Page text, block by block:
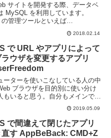
サイトを開発する際、データベ
MySQL を利用しています。
管理ツールといえば
る必要がある為、用途によっては
。macOS を利用してい...
2018.02.14
で URL やアプリによって
ラウザを変更するアプリ
ーターを使いこなしている人の中
ブラウザを目的別に使い分け
もいると思う。自分もメインで利
は Google Chrome だが場合によ
Firefox や Safari, Vivaldi などを使
2019.05.09
で間違えて閉じたアプリ
直す AppBeBack: CMD+Z